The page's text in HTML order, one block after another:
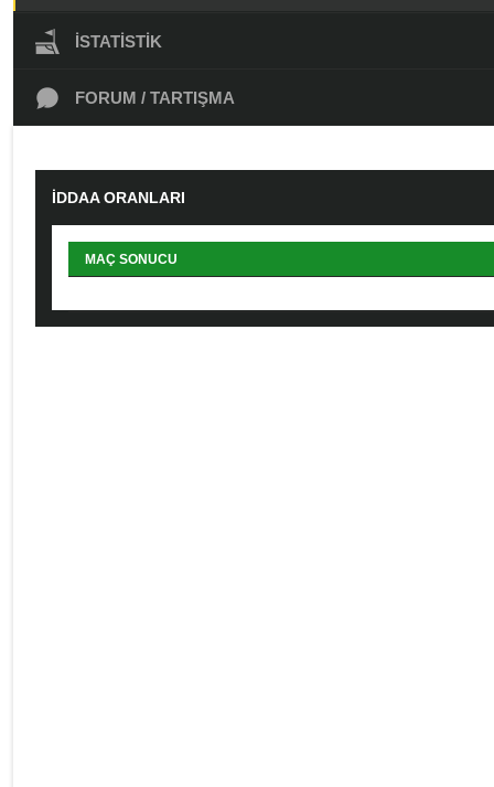
İSTATISTIK
FORUM / TARTIŞMA
İDDAA ORANLARI
MAÇ SONUCU